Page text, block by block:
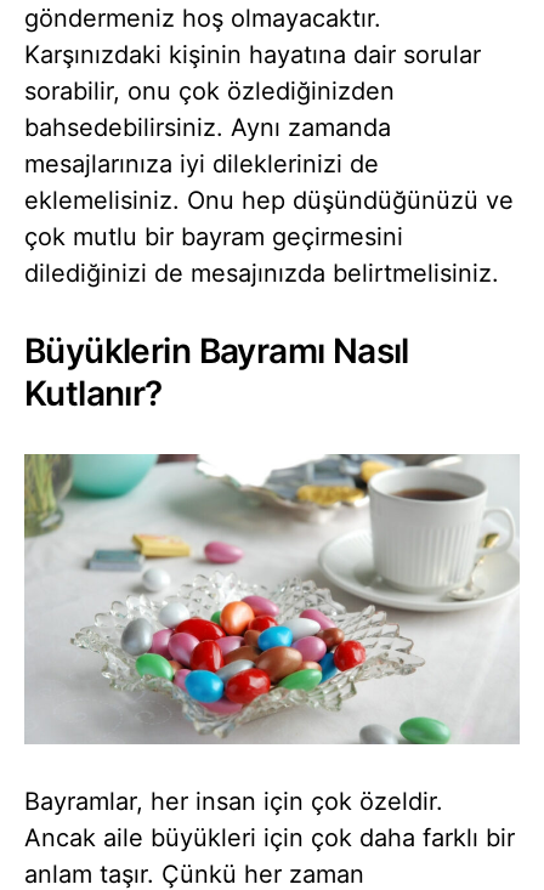
göndermeniz hoş olmayacaktır.
Karşınızdaki kişinin hayatına dair sorular
sorabilir, onu çok özlediğinizden
bahsedebilirsiniz. Aynı zamanda
mesajlarınıza iyi dileklerinizi de
eklemelisiniz. Onu hep düşündüğünüzü ve
çok mutlu bir bayram geçirmesini
dilediğinizi de mesajınızda belirtmelisiniz.
Büyüklerin Bayramı Nasıl
Kutlanır?
Bayramlar, her insan için çok özeldir.
Ancak aile büyükleri için çok daha farklı bir
anlam taşır. Çünkü her zaman